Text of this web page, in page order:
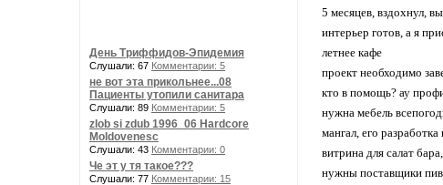
День Триффидов-Эпидемия
Слушали: 67 Комментарии: 5
не вот эта прикольнее...08
Пациенты утопили санитара
Слушали: 89 Комментарии: 5
zlob si zdub 1996_06 Hardcore
Moldovenesc
Слушали: 43 Комментарии: 0
Че эт у тя такое???
Слушали: 77 Комментарии: 15
5 месяцев, вздохнул,
интерьер готов, а я
летнее кафе
проект необходимо
кто в помощь? ау
нужна мебель
мангал, его разработка
витрина для салат
нужны поставщики